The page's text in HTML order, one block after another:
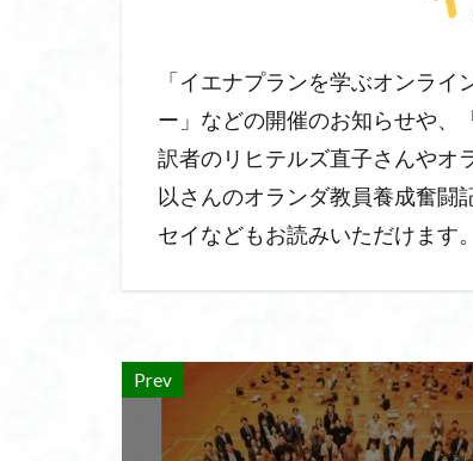
「イエナプランを学ぶオンラ
ー」などの開催のお知らせや、
訳者のリヒテルズ直子さんやオ
以さんのオランダ教員養成奮闘
セイなどもお読みいただけます。
Prev